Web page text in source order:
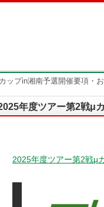
ップin湘南予選開催要項・
年度ツアー第2戦μ
2025年度ツアー第2戦μ